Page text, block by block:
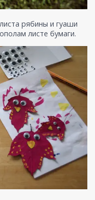
рябины и гуаши
листе бумаги.